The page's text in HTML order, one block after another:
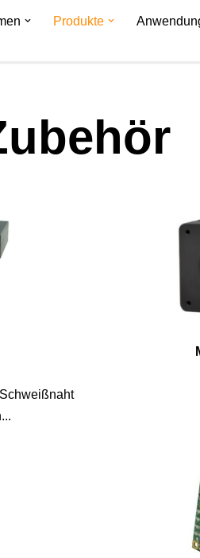
Produkte